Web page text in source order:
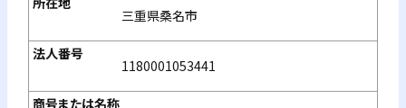
三重県桑名市
1180001053441